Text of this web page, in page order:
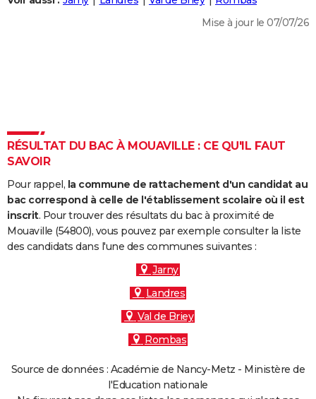
DICTIONNAIRE
Dictionnaire
Biographies
Citations
Expressions
Proverbes
PROGRAMME TV
COPAINS D'AVANT
S'inscrire
Se connecter
Lycées
Collèges
Primaires
Universités
Entreprises
Service militaire
Avis de recherche
AVIS DE DÉCÈS
FORUM
Mise à jour le 07/07/26
RÉSULTAT DU BAC À MOUAVILLE : CE QU'IL FAUT
SAVOIR
Pour rappel, la commune de rattachement d'un candidat au
bac correspond à celle de l'établissement scolaire où il est
inscrit. Pour trouver des résultats du bac à proximité de
Mouaville (54800), vous pouvez par exemple consulter la liste
des candidats dans l'une des communes suivantes :
Jarny
Landres
Val de Briey
Rombas
Source de données : Académie de Nancy-Metz - Ministère de
l'Education nationale